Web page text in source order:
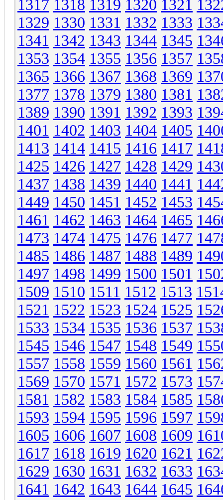
1317 1318 1319 1320 1321
1329 1330 1331 1332 1333
1341 1342 1343 1344 1345
1353 1354 1355 1356 1357
1365 1366 1367 1368 1369
1377 1378 1379 1380 1381
1389 1390 1391 1392 1393
1401 1402 1403 1404 1405
1413 1414 1415 1416 1417
1425 1426 1427 1428 1429
1437 1438 1439 1440 1441
1449 1450 1451 1452 1453
1461 1462 1463 1464 1465
1473 1474 1475 1476 1477
1485 1486 1487 1488 1489
1497 1498 1499 1500 1501
1509 1510 1511 1512 1513
1521 1522 1523 1524 1525
1533 1534 1535 1536 1537
1545 1546 1547 1548 1549
1557 1558 1559 1560 1561
1569 1570 1571 1572 1573
1581 1582 1583 1584 1585
1593 1594 1595 1596 1597
1605 1606 1607 1608 1609
1617 1618 1619 1620 1621
1629 1630 1631 1632 1633
1641 1642 1643 1644 1645